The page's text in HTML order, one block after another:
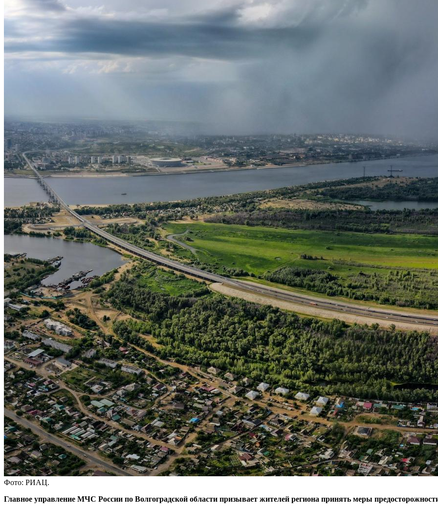
Фото: РИАЦ.
Главное управление МЧС России по Волгоградской области призывает жителей региона принять меры